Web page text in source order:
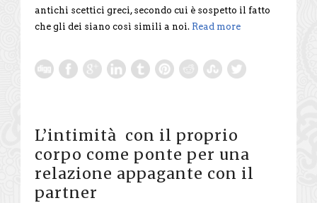
antichi scettici greci, secondo cui è sospetto il fatto
che gli dei siano così simili a noi. Read more
L’intimità con il proprio
corpo come ponte per una
relazione appagante con il
partner